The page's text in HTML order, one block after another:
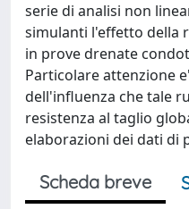
serie di analisi non
simulanti l'effetto della
in prove drenate
Particolare attenzione
dell'influenza che tale
resistenza al taglio
elaborazioni dei dati di
Scheda breve